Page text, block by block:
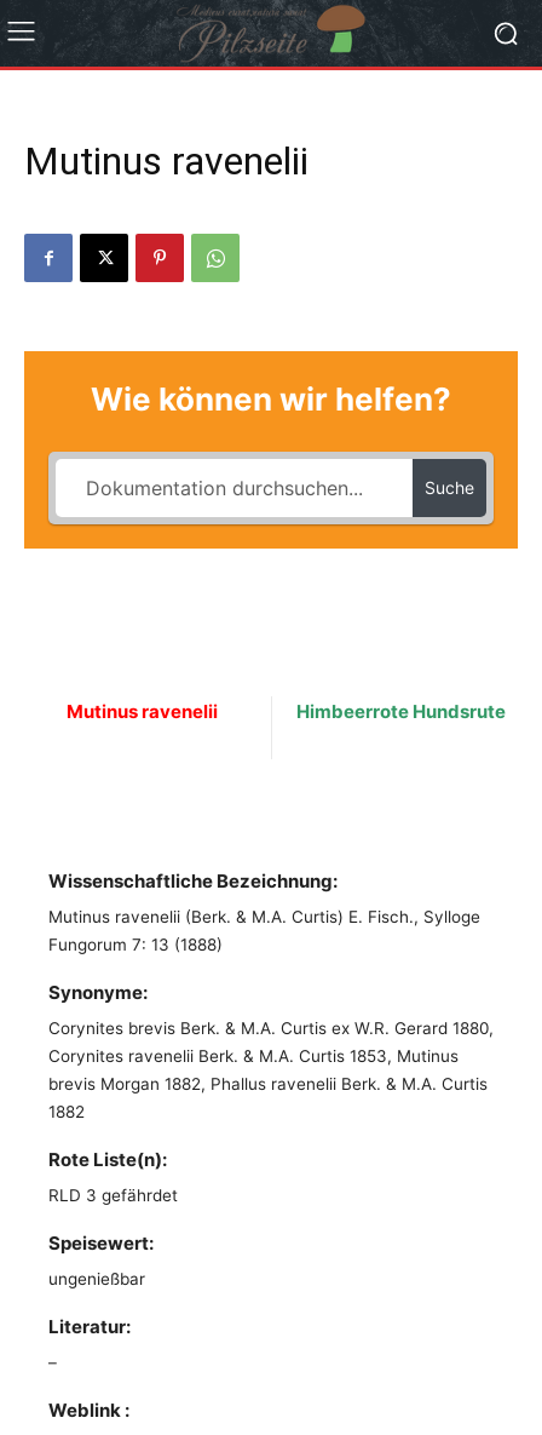
Mutinus ravenelii
Wie können wir helfen?
Suche
Mutinus ravenelii Himbeerrote Hundsrute
Wissenschaftliche Bezeichnung:
Mutinus ravenelii (Berk. & M.A. Curtis) E. Fisch., Sylloge
Fungorum 7: 13 (1888)
Synonyme:
Corynites brevis Berk. & M.A. Curtis ex W.R. Gerard 1880,
Corynites ravenelii Berk. & M.A. Curtis 1853, Mutinus
brevis Morgan 1882, Phallus ravenelii Berk. & M.A. Curtis
1882
Rote Liste(n):
RLD 3 gefährdet
Speisewert:
ungenießbar
Literatur:
–
Weblink :